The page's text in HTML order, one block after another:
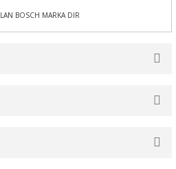
BOSCH MARKA DIR